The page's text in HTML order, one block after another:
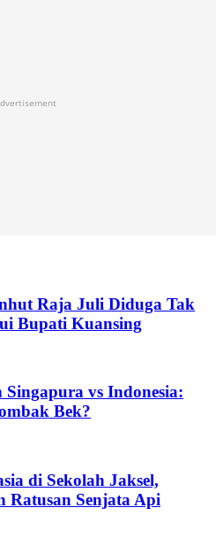
Raja Juli Diduga Tak
Bupati Kuansing
vs Indonesia:
Bek?
di Sekolah Jaksel,
Ratusan Senjata Api